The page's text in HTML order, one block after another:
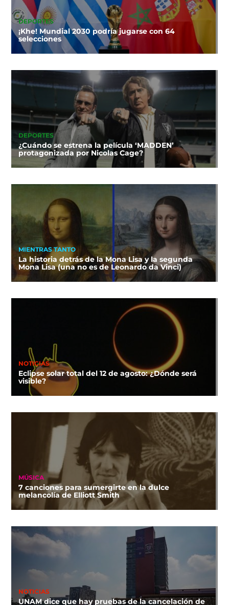
DEPORTES
¡Khe! Mundial 2030 podría jugarse con 64
selecciones
DEPORTES
¿Cuándo se estrena la película ‘MADDEN’
protagonizada por Nicolas Cage?
MIENTRAS TANTO
La historia detrás de la Mona Lisa y la segunda
Mona Lisa (una no es de Leonardo da Vinci)
NOTICIAS
Eclipse solar total del 12 de agosto: ¿Dónde será
visible?
MÚSICA
7 canciones para sumergirte en la dulce
melancolía de Elliott Smith
NOTICIAS
UNAM dice que hay pruebas de la cancelación de